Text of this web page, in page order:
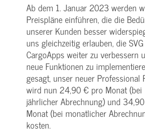
Ab dem 1. Januar 2023 werden
Preispläne einführen, die die
unserer Kunden besser
uns gleichzeitig erlauben, die SVG
CargoApps weiter zu verbessern
neue Funktionen zu
gesagt, unser neuer Professional
wird nun 24,90 € pro Monat (bei
jährlicher Abrechnung) und
Monat (bei monatlicher
kosten.